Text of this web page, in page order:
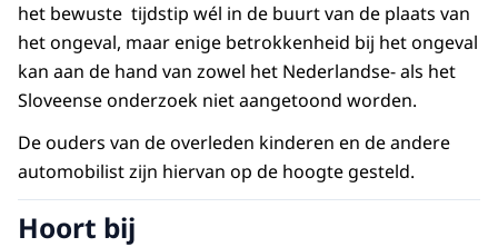
het bewuste tijdstip wél in de buurt van de plaats van
het ongeval, maar enige betrokkenheid bij het ongeval
kan aan de hand van zowel het Nederlandse- als het
Sloveense onderzoek niet aangetoond worden.
De ouders van de overleden kinderen en de andere
automobilist zijn hiervan op de hoogte gesteld.
Hoort bij